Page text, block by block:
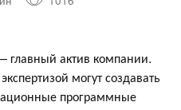
актив компании.
могут создавать
программные